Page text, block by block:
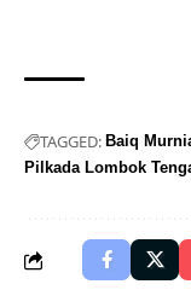
TAGGED: Baiq
Pilkada Lombok